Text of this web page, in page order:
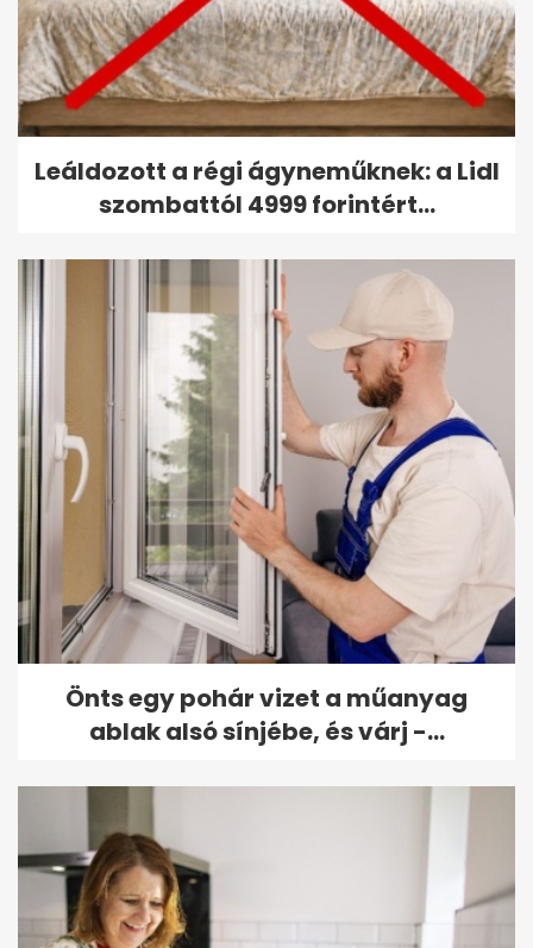
Leáldozott a régi ágyneműknek: a Lidl
szombattól 4999 forintért...
Önts egy pohár vizet a műanyag
ablak alsó sínjébe, és várj -...